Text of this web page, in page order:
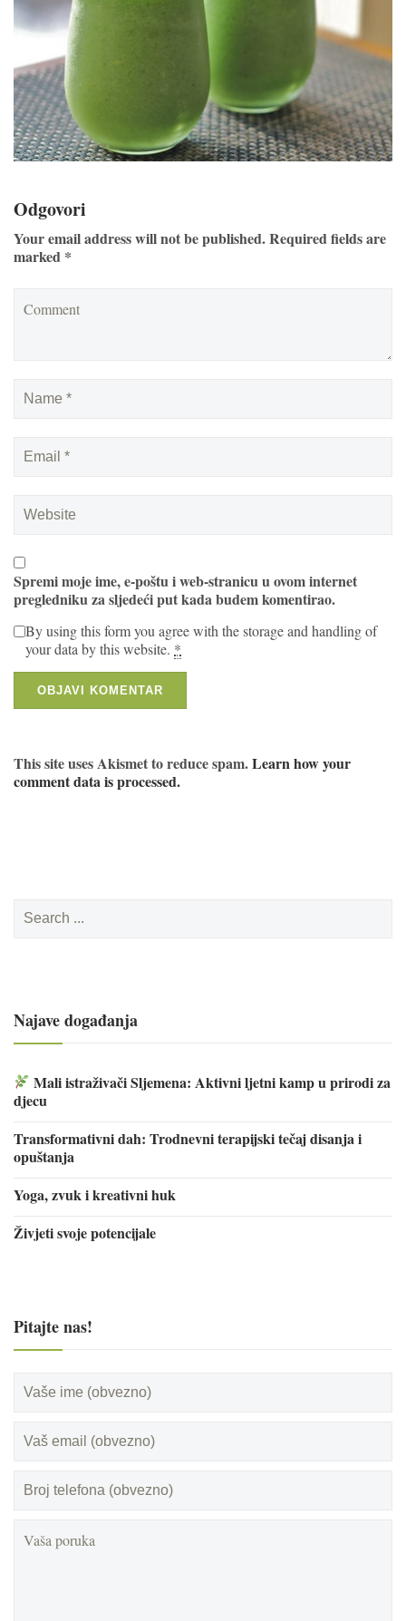
Odgovori
Your email address will not be published. Required fields are
marked *
Spremi moje ime, e-poštu i web-stranicu u ovom internet
pregledniku za sljedeći put kada budem komentirao.
By using this form you agree with the storage and handling of
your data by this website. *
This site uses Akismet to reduce spam.Learn how your
comment data is processed.
for:
Najave događanja
Mali istraživači Sljemena: Aktivni ljetni kamp u prirodi za
djecu
Transformativni dah: Trodnevni terapijski tečaj disanja i
opuštanja
Yoga, zvuk i kreativni huk
Živjeti svoje potencijale
Pitajte nas!